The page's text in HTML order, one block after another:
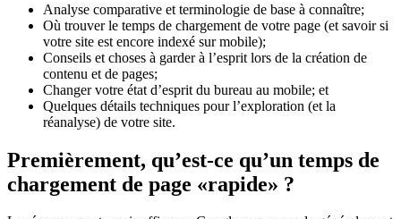
Analyse comparative et terminologie de base à connaître;
Où trouver le temps de chargement de votre page (et savoir si
votre site est encore indexé sur mobile);
Conseils et choses à garder à l’esprit lors de la création de
contenu et de pages;
Changer votre état d’esprit du bureau au mobile; et
Quelques détails techniques pour l’exploration (et la
réanalyse) de votre site.
Premièrement, qu’est-ce qu’un temps de
chargement de page «rapide» ?